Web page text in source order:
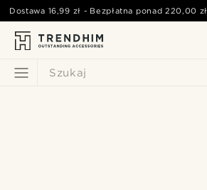
Szukaj
Dostawa 16,99 zł - Bezpłatna ponad220,00 zł